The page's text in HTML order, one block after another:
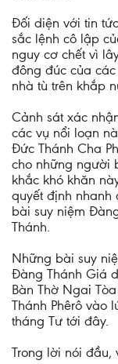
Đối diện với tin
sắc lệnh cô lập
nguy cơ chết vì
đông đúc của
nhà tù trên khắp
Cảnh sát xác
các vụ nổi loạn
Đức Thánh Cha
cho những người
khắc khó khăn
quyết định nhanh
bài suy niệm
Thánh.
Những bài suy
Đàng Thánh Giá
Bàn Thờ Ngai
Thánh Phêrô vào
tháng Tư tới đây.
Trong lời nói đầu,